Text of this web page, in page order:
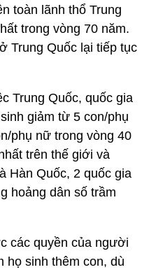
toàn lãnh thổ Trung
trong vòng 70 năm.
Trung Quốc lại tiếp tục
Trung Quốc, quốc gia
giảm từ 5 con/phụ
phụ nữ trong vòng 40
trên thế giới và
Hàn Quốc, 2 quốc gia
hoảng dân số trầm
các quyền của người
họ sinh thêm con, dù